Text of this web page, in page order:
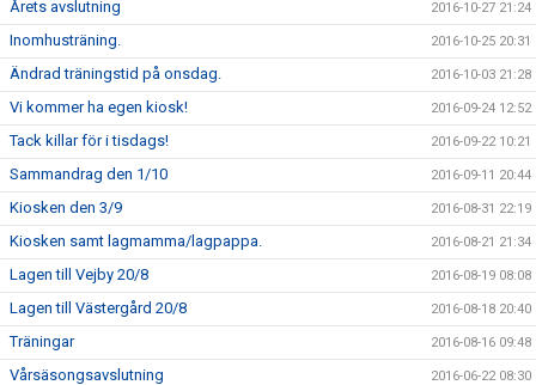
Årets avslutning 2016-10-27 21:24
Inomhusträning. 2016-10-25 20:31
Ändrad träningstid på onsdag. 2016-10-03 21:28
Vi kommer ha egen kiosk! 2016-09-24 12:52
Tack killar för i tisdags! 2016-09-22 10:21
Sammandrag den 1/10 2016-09-11 20:44
Kiosken den 3/9 2016-08-31 22:19
Kiosken samt lagmamma/lagpappa. 2016-08-21 21:34
Lagen till Vejby 20/8 2016-08-19 08:08
Lagen till Västergård 20/8 2016-08-18 20:40
Träningar 2016-08-16 09:48
Vårsäsongsavslutning 2016-06-22 08:30